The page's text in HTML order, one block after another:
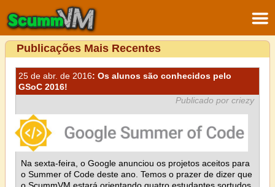
Publicações Mais Recentes
25 de abr. de 2016: Os alunos são conhecidos pelo
GSoC 2016!
Publicado por criezy
Na sexta-feira, o Google anunciou os projetos aceitos para
o Summer of Code deste ano. Temos o prazer de dizer que